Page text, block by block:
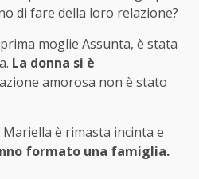
di fare della loro relazione?
moglie Assunta, è stata
La donna si è
amorosa non è stato
è rimasta incinta e
formato una famiglia.